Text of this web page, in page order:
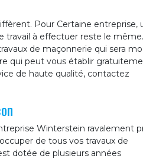
Pour Certaine entreprise,
travail à effectuer reste le
de maçonnerie qui sera
qui peut vous établir
de haute qualité, contactez
Winterstein ravalement
de tous vos travaux de
dotée de plusieurs années